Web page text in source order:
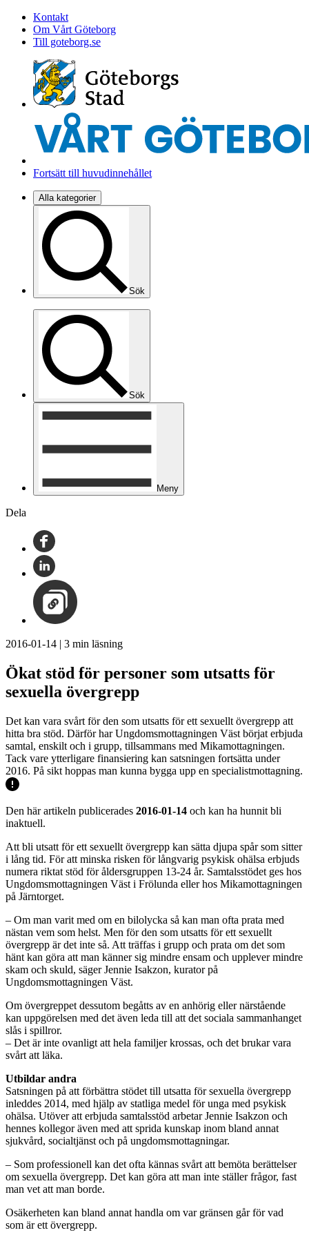
Kontakt
Om Vårt Göteborg
Till goteborg.se
Fortsätt till huvudinnehållet
Alla kategorier
Sök
Sök
Meny
Dela
2016-01-14 | 3 min läsning
Ökat stöd för personer som utsatts för
sexuella övergrepp
Det kan vara svårt för den som utsatts för ett sexuellt övergrepp att
hitta bra stöd. Därför har Ungdomsmottagningen Väst börjat erbjuda
samtal, enskilt och i grupp, tillsammans med Mikamottagningen.
Tack vare ytterligare finansiering kan satsningen fortsätta under
2016. På sikt hoppas man kunna bygga upp en specialistmottagning.
Den här artikeln publicerades 2016-01-14 och kan ha hunnit bli
inaktuell.
Att bli utsatt för ett sexuellt övergrepp kan sätta djupa spår som sitter
i lång tid. För att minska risken för långvarig psykisk ohälsa erbjuds
numera riktat stöd för åldersgruppen 13-24 år. Samtalsstödet ges hos
Ungdomsmottagningen Väst i Frölunda eller hos Mikamottagningen
på Järntorget.
– Om man varit med om en bilolycka så kan man ofta prata med
nästan vem som helst. Men för den som utsatts för ett sexuellt
övergrepp är det inte så. Att träffas i grupp och prata om det som
hänt kan göra att man känner sig mindre ensam och upplever mindre
skam och skuld, säger Jennie Isakzon, kurator på
Ungdomsmottagningen Väst.
Om övergreppet dessutom begåtts av en anhörig eller närstående
kan uppgörelsen med det även leda till att det sociala sammanhanget
slås i spillror.
– Det är inte ovanligt att hela familjer krossas, och det brukar vara
svårt att läka.
Utbildar andra
Satsningen på att förbättra stödet till utsatta för sexuella övergrepp
inleddes 2014, med hjälp av statliga medel för unga med psykisk
ohälsa. Utöver att erbjuda samtalsstöd arbetar Jennie Isakzon och
hennes kollegor även med att sprida kunskap inom bland annat
sjukvård, socialtjänst och på ungdomsmottagningar.
– Som professionell kan det ofta kännas svårt att bemöta berättelser
om sexuella övergrepp. Det kan göra att man inte ställer frågor, fast
man vet att man borde.
Osäkerheten kan bland annat handla om var gränsen går för vad
som är ett övergrepp.